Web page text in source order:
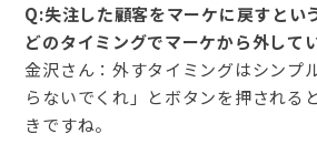
Q:失注した顧客をマーケに戻すとい
どのタイミングでマーケから外して
金沢さん：外すタイミングはシンプ
らないでくれ」とボタンを押される
きですね。